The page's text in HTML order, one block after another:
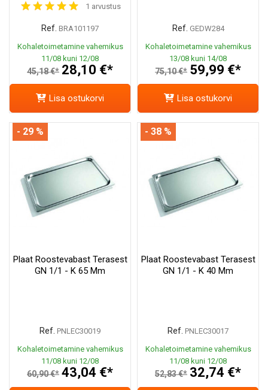
1 arvustus
Ref. BRA101197
Kohaletoimetamine vahemikus
11/08 kuni 12/08
45,18 €* 28,10 €*
Lisa ostukorvi
Ref. GEDW284
Kohaletoimetamine vahemikus
13/08 kuni 14/08
75,10 €* 59,99 €*
Lisa ostukorvi
Plaat Roostevabast Terasest
GN 1/1 - K 65 Mm
Ref. PNLEC30019
Kohaletoimetamine vahemikus
11/08 kuni 12/08
60,90 €* 43,04 €*
- 29 %
Plaat Roostevabast Terasest
GN 1/1 - K 40 Mm
Ref. PNLEC30017
Kohaletoimetamine vahemikus
11/08 kuni 12/08
52,83 €* 32,74 €*
- 38 %